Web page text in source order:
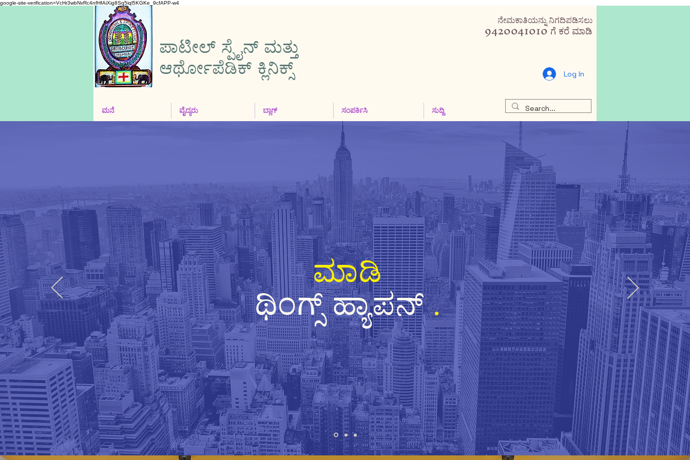
google-site-verification=VcHr3wbNvRc4nfHfAiXig8Sq5iql5KGKe_9cfAPP-w4
ಪಾಟೀಲ್ ಸ್ಪೈನ್ ಮತ್ತು
ಆರ್ಥೋಪೆಡಿಕ್ ಕ್ಲಿನಿಕ್ಸ್
ನೇಮಕಾತಿಯನ್ನು ನಿಗದಿಪಡಿಸಲು
9420041010 ಗೆ ಕರೆ ಮಾಡಿ
Log In
ಮನೆ ವೈದ್ಯರು ಬ್ಲಾಗ್ ಸಂಪರ್ಕಿಸಿ ಸುದ್ದಿ
ಮಾಡಿ
ಥಿಂಗ್ಸ್ ಹ್ಯಾಪನ್ .